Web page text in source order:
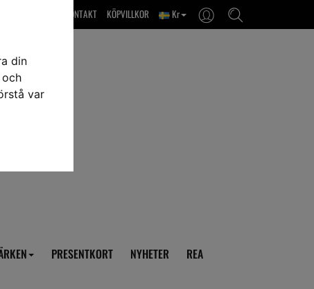
din
var
Kr
KÖPVILLKOR
OM OSS & KONTAKT
PRESENTKORT NYHETER REA